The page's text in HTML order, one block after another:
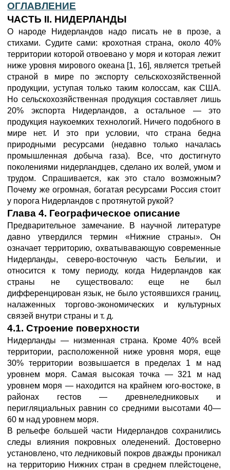
ОГЛАВЛЕНИЕ
ЧАСТЬ II. НИДЕРЛАНДЫ
О народе Нидерландов надо писать не в прозе, а
стихами. Судите сами: крохотная страна, около 40%
территории которой отвоевано у моря и которая лежит
ниже уровня мирового океана [1, 16], является третьей
страной в мире по экспорту сельскохозяйственной
продукции, уступая только таким колоссам, как США.
Но сельскохозяйственная продукция составляет лишь
20% экспорта Нидерландов, а остальное — это
продукция наукоемких технологий. Ничего подобного в
мире нет. И это при условии, что страна бедна
природными ресурсами (недавно только началась
промышленная добыча газа). Все, что достигнуто
поколениями нидерландцев, сделано их волей, умом и
трудом. Спрашивается, как это стало возможным?
Почему же огромная, богатая ресурсами Россия стоит
у порога Нидерландов с протянутой рукой?
Глава 4. Географическое описание
Предварительное замечание. В научной литературе
давно утвердился термин «Нижние страны». Он
означает территорию, охватывавающую современные
Нидерланды, северо-восточную часть Бельгии, и
относится к тому периоду, когда Нидерландов как
страны не существовало: еще не был
дифференцирован язык, не было устоявшихся границ,
налаженных торгово-экономических и культурных
связей внутри страны и т. д.
4.1. Строение поверхности
Нидерланды — низменная страна. Кроме 40% всей
территории, расположенной ниже уровня моря, еще
30% территории возвышается в пределах 1 м над
уровнем моря. Самая высокая точка — 321 м над
уровнем моря — находится на крайнем юго-востоке, в
районах гестов — древнеледниковых и
перигляциальных равнин со средними высотами 40—
60 м над уровнем моря.
В рельефе большей части Нидерландов сохранились
следы влияния покровных оледенений. Достоверно
установлено, что ледниковый покров дважды проникал
на территорию Нижних стран в среднем плейстоцене,